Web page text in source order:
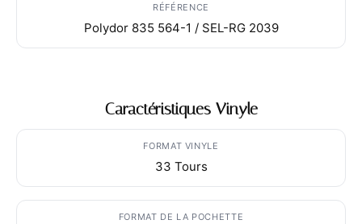
RÉFÉRENCE
Polydor 835 564-1 / SEL-RG 2039
Caractéristiques Vinyle
FORMAT VINYLE
33 Tours
FORMAT DE LA POCHETTE